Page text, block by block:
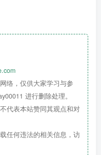
看更多）
，招收规模人数大致
络，仅供大家学习与参
进行删除处理。
代表本站赞同其观点和对
任何违法的相关信息，访